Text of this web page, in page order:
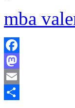
mba
Facebook
Mastodon
Email